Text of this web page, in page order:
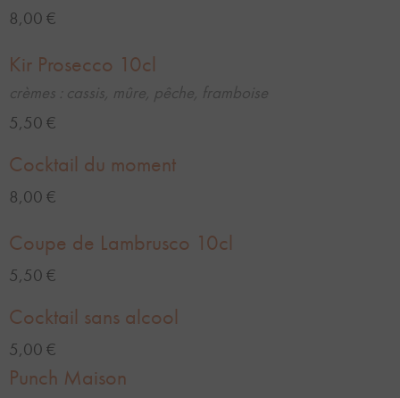
8,00 €
Kir Prosecco 10cl
crèmes : cassis, mûre, pêche, framboise
5,50 €
Cocktail du moment
8,00 €
Coupe de Lambrusco 10cl
5,50 €
Cocktail sans alcool
5,00 €
Punch Maison